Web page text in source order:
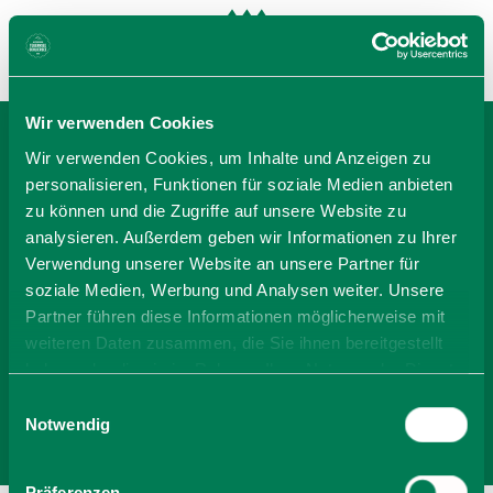
Wir verwenden Cookies
Wir verwenden Cookies, um Inhalte und Anzeigen zu
personalisieren, Funktionen für soziale Medien anbieten
zu können und die Zugriffe auf unsere Website zu
analysieren. Außerdem geben wir Informationen zu Ihrer
Verwendung unserer Website an unsere Partner für
soziale Medien, Werbung und Analysen weiter. Unsere
Partner führen diese Informationen möglicherweise mit
weiteren Daten zusammen, die Sie ihnen bereitgestellt
haben oder die sie im Rahmen Ihrer Nutzung der Dienste
Cookies, wenn Sie unsere Webseite weiterhin nutzen.
Notwendig
BEI GÄSTEHAUS OTTO
BUCHEN
-